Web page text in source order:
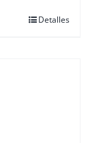
Detalles